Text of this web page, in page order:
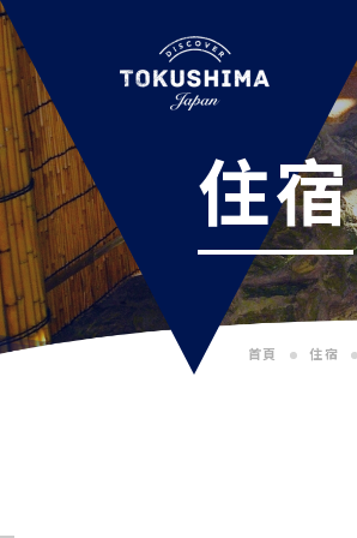
住宿
首頁 住宿